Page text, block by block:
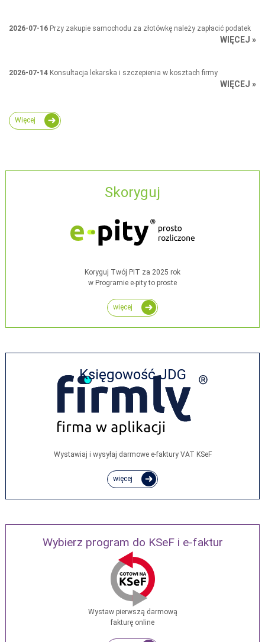
2026-07-16 Przy zakupie samochodu za złotówkę należy zapłacić podatek
WIĘCEJ »
2026-07-14 Konsultacja lekarska i szczepienia w kosztach firmy
WIĘCEJ »
Więcej
Skoryguj
Koryguj Twój PIT za 2025 rok
w Programie e-pity to proste
więcej
Księgowość JDG
Wystawiaj i wysyłaj darmowe e‑faktury VAT KSeF
więcej
Wybierz program do KSeF i e-faktur
Wystaw pierwszą darmową
fakturę online